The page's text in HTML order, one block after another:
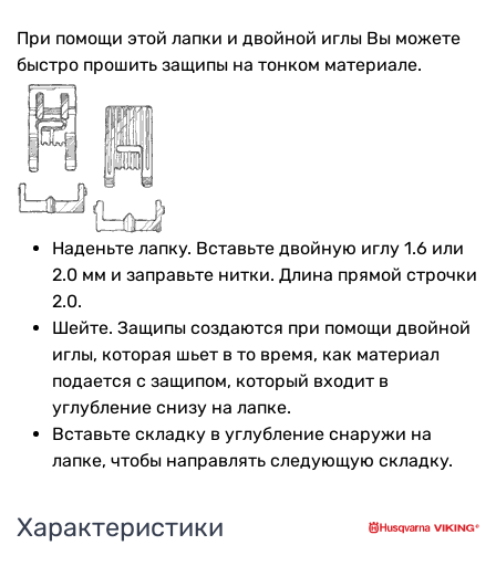
При помощи этой лапки и двойной иглы Вы можете
быстро прошить защипы на тонком материале.
Наденьте лапку. Вставьте двойную иглу 1.6 или
2.0 мм и заправьте нитки. Длина прямой строчки
2.0.
Шейте. Защипы создаются при помощи двойной
иглы, которая шьет в то время, как материал
подается с защипом, который входит в
углубление снизу на лапке.
Вставьте складку в углубление снаружи на
лапке, чтобы направлять следующую складку.
Характеристики